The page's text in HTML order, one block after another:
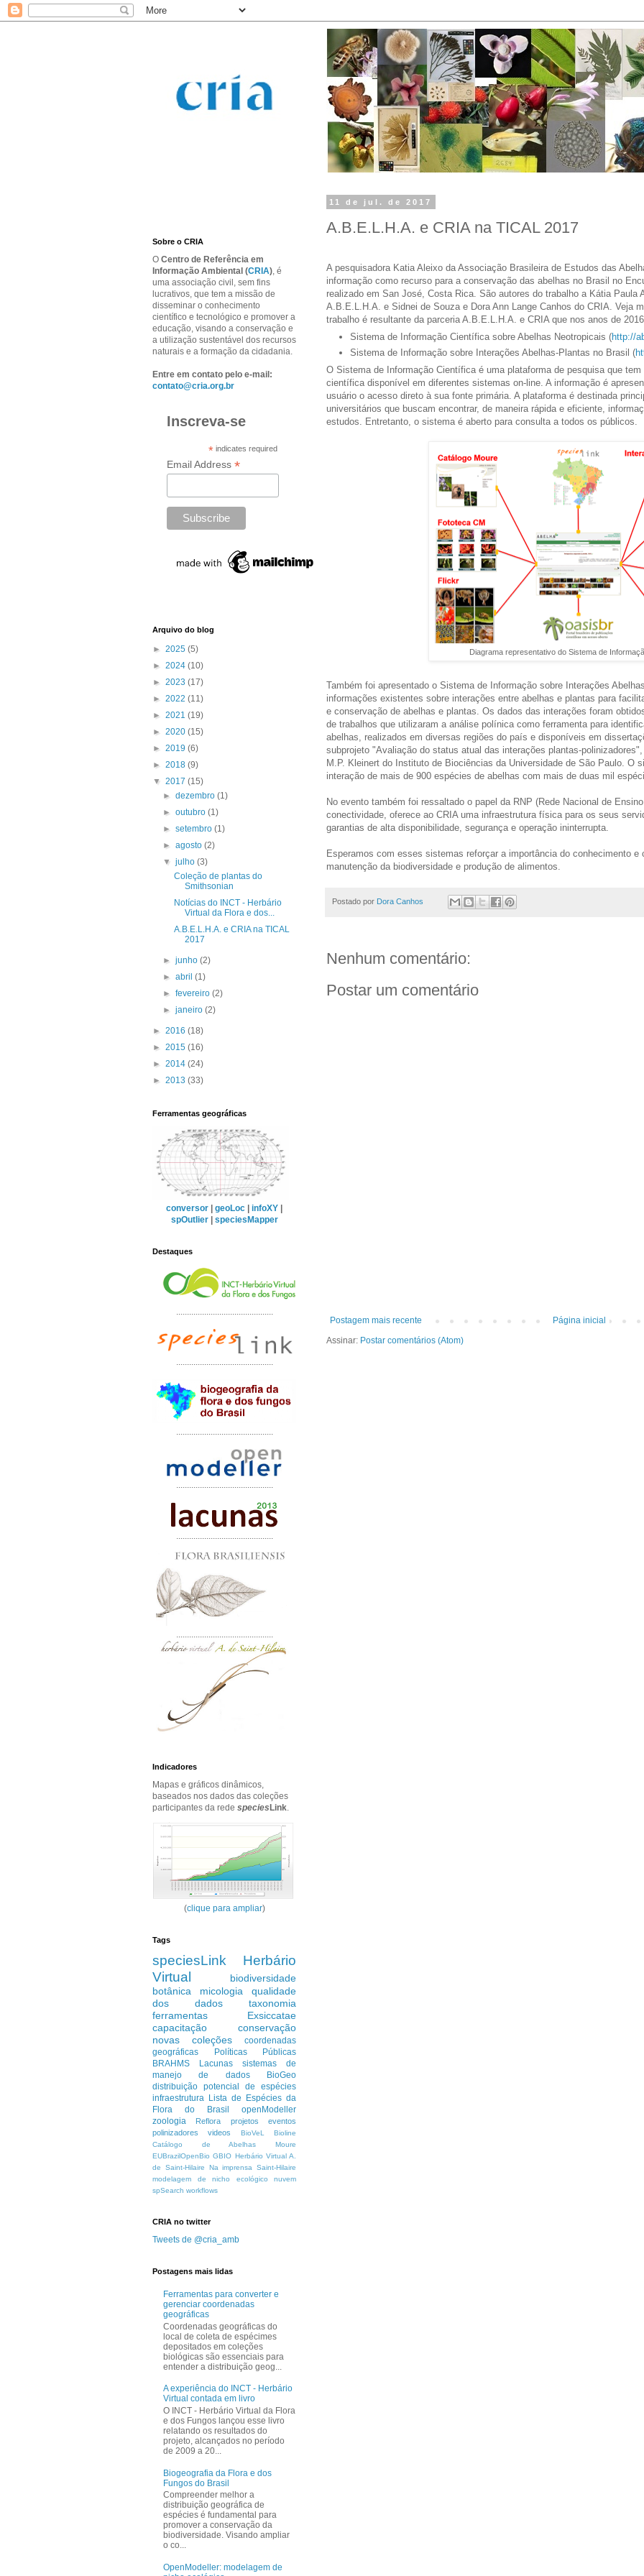
11 de jul. de 2017
A.B.E.L.H.A. e CRIA na TICAL 2017
A pesquisadora Katia Aleixo da Associação Brasileira de Estudos das
informação como recurso para a conservação das abelhas no Brasil no
realizado em San José, Costa Rica. São autores do trabalho a Kátia Paula
A.B.E.L.H.A. e Sidnei de Souza e Dora Ann Lange Canhos do CRIA. Veja
trabalho é resultante da parceria A.B.E.L.H.A. e CRIA que nos anos de
Sistema de Informação Científica sobre Abelhas Neotropicais (http://
Sistema de Informação sobre Interações Abelhas-Plantas no Brasil (
O Sistema de Informação Científica é uma plataforma de pesquisa que
científica disponível em diferentes sistemas on-line. A informação é
usuário o acesso direto à sua fonte primária. A plataforma é destinada
universitários que buscam encontrar, de maneira rápida e eficiente,
estudos. Entretanto, o sistema é aberto para consulta a todos os públicos.
Diagrama representativo do Sistema de
Também foi apresentado o Sistema de Informação sobre Interações
informações existentes sobre interações entre abelhas e plantas para
e conservação de abelhas e plantas. Os dados das interações foram
de trabalhos que utilizaram a análise polínica como ferramenta para
abelhas, realizados em diversas regiões do país e disponíveis em
subprojeto "Avaliação do status atual das interações plantas-
M.P. Kleinert do Instituto de Biociências da Universidade de São Paulo. O
interação de mais de 900 espécies de abelhas com mais de duas mil
No evento também foi ressaltado o papel da RNP (Rede Nacional de
conectividade, oferece ao CRIA uma infraestrutura física para os seus
garantias de alta disponibilidade, segurança e operação ininterrupta.
Esperamos com esses sistemas reforçar a importância do conhecimento e
manutenção da biodiversidade e produção de alimentos.
Postado por Dora Canhos
Nenhum comentário:
Postar um comentário
Postagem mais recente
Página inicial
Assinar: Postar comentários (Atom)
Sobre o CRIA
O Centro de Referência em
Informação Ambiental (CRIA), é
uma associação civil, sem fins
lucrativos, que tem a missão de
disseminar o conhecimento
científico e tecnológico e promover a
educação, visando a conservação e
a utilização sustentável dos recursos
naturais e a formação da cidadania.
Entre em contato pelo e-mail:
contato@cria.org.br
Inscreva-se
*indicates required
Email Address *
Arquivo do blog
► 2025 (5)
► 2024 (10)
► 2023 (17)
► 2022 (11)
► 2021 (19)
► 2020 (15)
► 2019 (6)
► 2018 (9)
▼ 2017 (15)
►dezembro(1)
►outubro(1)
►setembro(1)
►agosto(2)
▼julho(3)
Coleção de plantas do
Smithsonian
Notícias do INCT - Herbário
Virtual da Flora e dos...
A.B.E.L.H.A. e CRIA na TICAL
2017
►junho(2)
►abril(1)
►fevereiro(2)
►janeiro(2)
► 2016 (18)
► 2015 (16)
► 2014 (24)
► 2013 (33)
Ferramentas geográficas
conversor | geoLoc | infoXY |
spOutlier| speciesMapper
Destaques
Indicadores
Mapas e gráficos dinâmicos,
baseados nos dados das coleções
participantes da rede speciesLink
(clique para ampliar)
Tags
speciesLink
Herbário
Virtual
biodiversidade
botânica
micologia
qualidade
dos dados
taxonomia
ferramentas
Exsiccatae
capacitação
conservação
novas coleções
coordenadas
geográficas
Políticas Públicas
BRAHMS
Lacunas
sistemas de
manejo de dados
BioGeo
distribuição potencial de espécies
infraestrutura Lista de Espécies da
Flora do Brasil
openModeller
zoologia
Reflora projetos
eventos
polinizadores
videos BioVeL
Bioline
Catálogo de Abelhas Moure
EUBrazilOpenBio GBIO Herbário Virtual A.
de Saint-Hilaire
Na imprensa
Saint-Hilaire
modelagem de nicho ecológico
nuvem
spSearch workflows
CRIA no twitter
Tweets de @cria_amb
Postagens mais lidas
Ferramentas para converter e
gerenciar coordenadas
geográficas
Coordenadas geográficas do
local de coleta de espécimes
depositados em coleções
biológicas são essenciais para
entender a distribuição geog...
A experiência do INCT - Herbário
Virtual contada em livro
O INCT - Herbário Virtual da Flora
e dos Fungos lançou esse livro
relatando os resultados do
projeto, alcançados no período
de 2009 a 20...
Biogeografia da Flora e dos
Fungos do Brasil
Compreender melhor a
distribuição geográfica de
espécies é fundamental para
promover a conservação da
biodiversidade. Visando ampliar
o co...
OpenModeller: modelagem de